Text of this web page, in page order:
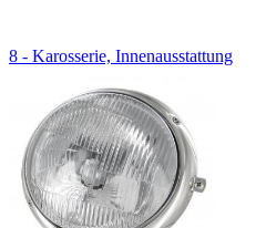
8 - Karosserie, Innenausstattung